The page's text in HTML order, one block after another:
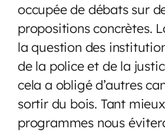
occupée de débats sur
propositions concrètes.
la question des
de la police et de la
cela a obligé d’autres
sortir du bois. Tant
programmes nous